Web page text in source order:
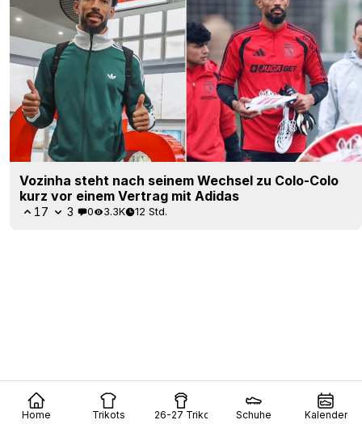
Home Trikots 26-27 Trikots Schuhe Kalender
Vozinha steht nach seinem Wechsel zu Colo-Colo
kurz vor einem Vertrag mit Adidas
17 3 0 3.3K 12 Std.